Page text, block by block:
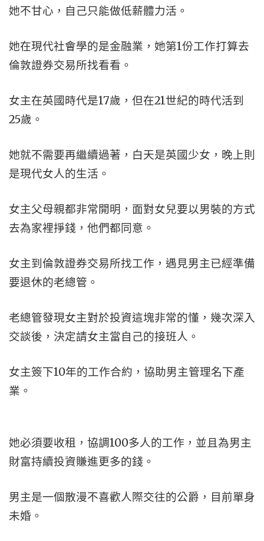
她不甘心，自己只能做低薪體力活。
她在現代社會學的是金融業，她第1份工作打算去
倫敦證券交易所找看看。
女主在英國時代是17歲，但在21世紀的時代活到
25歲。
她就不需要再繼續過著，白天是英國少女，晚上則
是現代女人的生活。
女主父母親都非常開明，面對女兒要以男裝的方式
去為家裡掙錢，他們都同意。
女主到倫敦證券交易所找工作，遇見男主已經準備
要退休的老總管。
老總管發現女主對於投資這塊非常的懂，幾次深入
交談後，決定請女主當自己的接班人。
女主簽下10年的工作合約，協助男主管理名下產
業。
她必須要收租，協調100多人的工作，並且為男主
財富持續投資賺進更多的錢。
男主是一個散漫不喜歡人際交往的公爵，目前單身
未婚。